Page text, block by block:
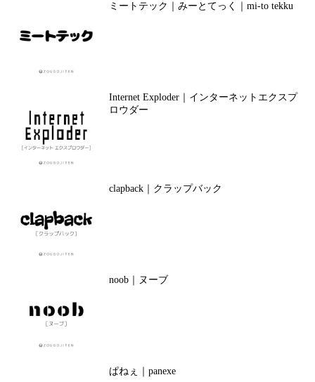
ミートテック｜みーとてっく｜mi-to tekku
Internet Exploder｜インターネットエクスプ
ロウダー
clapback｜クラップバック
noob｜ヌーブ
ぱねぇ｜panexe